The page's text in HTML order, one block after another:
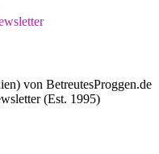
von BetreutesProggen.de
(Est. 1995)